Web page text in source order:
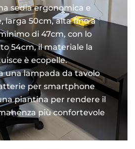
sedia ergonomica e
larga 50cm, alta fino a
di 47cm, con lo
54cm, il materiale la
è ecopelle.
una lampada da tavolo
per smartphone
piantina per rendere il
più confortevole